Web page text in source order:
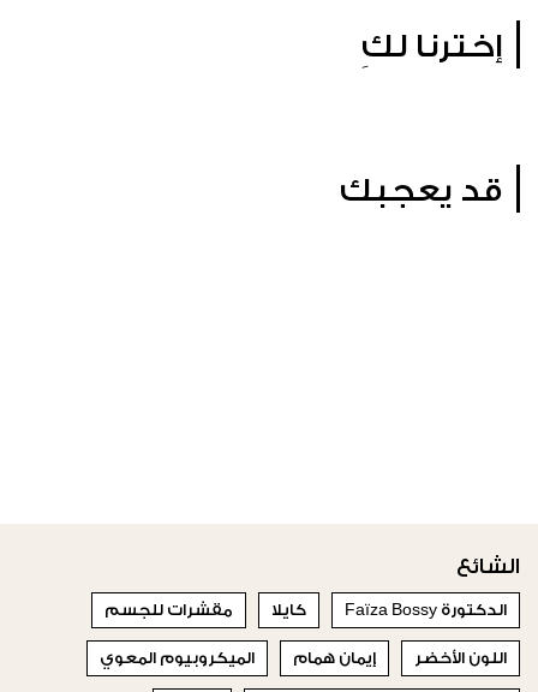
إخترنا لكِ
قد يعجبك
الشائع
الدكتورة Faïza Bossy كايلا مقشرات للجسم
اللون الأخضر إيمان همام الميكروبيوم المعوي